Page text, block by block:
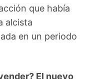
que había
alcista
en un periodo
El nuevo